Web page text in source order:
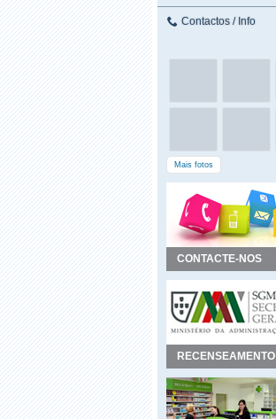
Contactos / Info
Mais fotos
CONTACTE-NOS
RECENSEAMENTO